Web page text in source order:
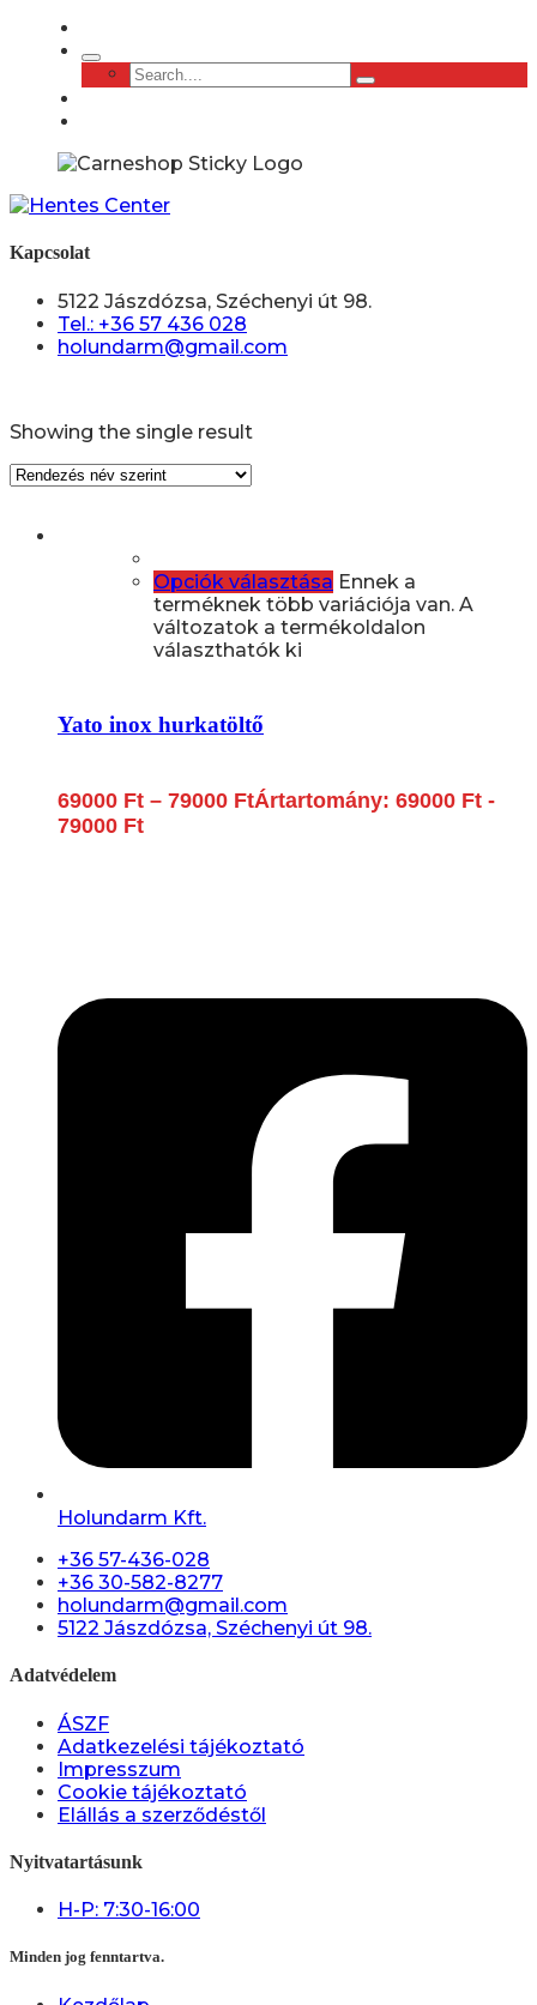
Kapcsolat
5122 Jászdózsa, Széchenyi út 98.
Tel.: +36 57 436 028
holundarm@gmail.com
Showing the single result
Opciók választása Ennek a
terméknek több variációja van. A
változatok a termékoldalon
választhatók ki
Yato inox hurkatöltő
69000 Ft – 79000 FtÁrtartomány: 69000 Ft -
79000 Ft
Holundarm Kft.
+36 57-436-028
+36 30-582-8277
holundarm@gmail.com
5122 Jászdózsa, Széchenyi út 98.
Adatvédelem
ÁSZF
Adatkezelési tájékoztató
Impresszum
Cookie tájékoztató
Elállás a szerződéstől
Nyitvatartásunk
H-P: 7:30-16:00
Minden jog fenntartva.